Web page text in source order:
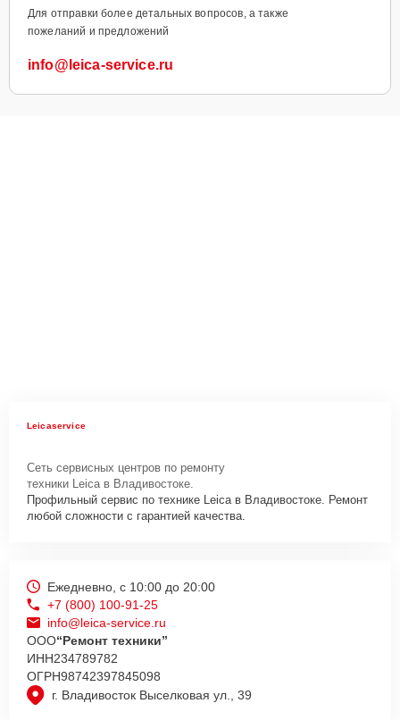
Для отправки более детальных вопросов, а также
пожеланий и предложений
info@leica-service.ru
Leicaservice
Сеть сервисных центров по ремонту
техники Leica в Владивостоке.
Профильный сервис по технике Leica в Владивостоке. Ремонт
любой сложности с гарантией качества.
г. Владивосток Выселковая ул., 39
Ежедневно, с 10:00 до 20:00
+7 (800) 100-91-25
info@leica-service.ru
ООО“Ремонт техники”
ИНН234789782
ОГРН98742397845098